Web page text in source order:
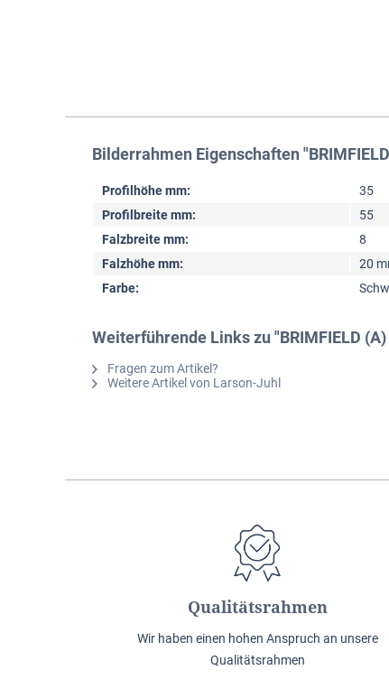
Bilderrahmen Eigenschaften
Profilhöhe mm:
35
Profilbreite mm:
55
Falzbreite mm:
8
Falzhöhe mm:
20
Farbe:
Weiterführende Links zu "BRIMFIELD
Fragen zum Artikel?
Weitere Artikel von Larson-Juhl
Qualitätsrahmen
Wir haben einen hohen Anspruch an unsere
Qualitätsrahmen